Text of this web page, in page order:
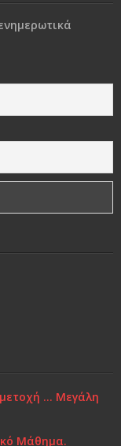
αλλά
τα παιδιά να
το μόνο
… Μεγάλη
Μάθημα.